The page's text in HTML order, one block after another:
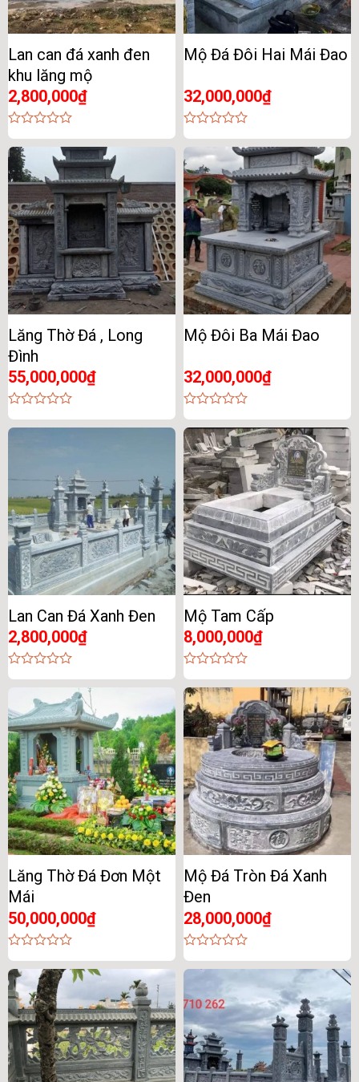
Lan can đá xanh đen
khu lăng mộ
2,800,000₫
0
out
5
Mộ Đá Đôi Hai Mái Đao
32,000,000₫
0
out
of
5
Lăng Thờ Đá , Long
Đình
55,000,000₫
0
out
Mộ Đôi Ba Mái Đao
32,000,000₫
0
out
of
5
Lan Can Đá Xanh Đen
2,800,000₫
0
5
Mộ Tam Cấp
8,000,000₫
0
out
of
5
Lăng Thờ Đá Đơn Một
Mái
50,000,000₫
0
out
of
5
Mộ Đá Tròn Đá Xanh
Đen
28,000,000₫
0
out
5